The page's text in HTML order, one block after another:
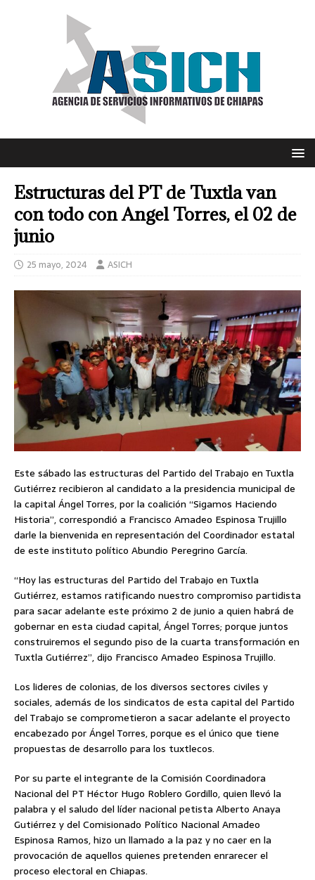
Estructuras del PT de Tuxtla van
con todo con Angel Torres, el 02 de
junio
25 mayo, 2024 ASICH
Este sábado las estructuras del Partido del Trabajo en Tuxtla
Gutiérrez recibieron al candidato a la presidencia municipal de
la capital Ángel Torres, por la coalición “Sigamos Haciendo
Historia”, correspondió a Francisco Amadeo Espinosa Trujillo
darle la bienvenida en representación del Coordinador estatal
de este instituto político Abundio Peregrino García.
“Hoy las estructuras del Partido del Trabajo en Tuxtla
Gutiérrez, estamos ratificando nuestro compromiso partidista
para sacar adelante este próximo 2 de junio a quien habrá de
gobernar en esta ciudad capital, Ángel Torres; porque juntos
construiremos el segundo piso de la cuarta transformación en
Tuxtla Gutiérrez”, dijo Francisco Amadeo Espinosa Trujillo.
Los lideres de colonias, de los diversos sectores civiles y
sociales, además de los sindicatos de esta capital del Partido
del Trabajo se comprometieron a sacar adelante el proyecto
encabezado por Ángel Torres, porque es el único que tiene
propuestas de desarrollo para los tuxtlecos.
Por su parte el integrante de la Comisión Coordinadora
Nacional del PT Héctor Hugo Roblero Gordillo, quien llevó la
palabra y el saludo del líder nacional petista Alberto Anaya
Gutiérrez y del Comisionado Político Nacional Amadeo
Espinosa Ramos, hizo un llamado a la paz y no caer en la
provocación de aquellos quienes pretenden enrarecer el
proceso electoral en Chiapas.